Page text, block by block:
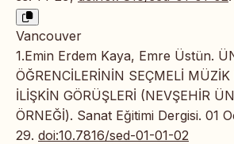
Vancouver
1.Emin Erdem Kaya, Emre Üstün.
ÖĞRENCİLERİNİN SEÇMELİ MÜZİK
İLİŞKİN GÖRÜŞLERİ (NEVŞEHİR
ÖRNEĞİ). Sanat Eğitimi Dergisi. 01
29. doi:10.7816/sed-01-01-02